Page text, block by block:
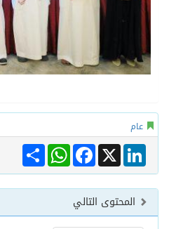
عام
Share
WhatsAppFacebook X
LinkedIn
المحتوى التالي